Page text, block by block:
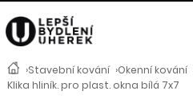
›Stavební kování ›Okenní kování
Klika hliník. pro plast. okna bílá 7x7